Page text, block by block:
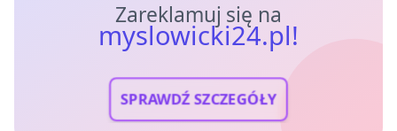
Zareklamuj się na
myslowicki24.pl!
SPRAWDŹ SZCZEGÓŁY